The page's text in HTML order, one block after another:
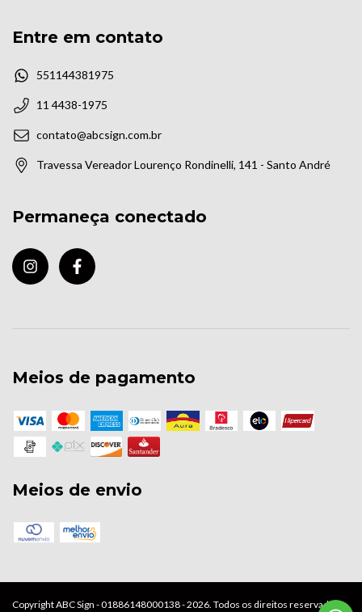
Entre em contato
551144381975
11 4438-1975
contato@abcsign.com.br
Travessa Vereador Lourenço Rondinelli, 141 - Santo André
Permaneça conectado
Meios de pagamento
Meios de envio
Copyright ABC Sign - 01886148000138 - 2026. Todos os direitos reservados.